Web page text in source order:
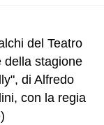
del Teatro
della stagione
di Alfredo
con la regia